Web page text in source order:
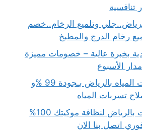
وتلميع الرخام..خصم
بخبرة عالية – خصومات مميزة
الأسبوع
شركة كشف تسربات المياه بالرياض بـجودة 99 %و
شركة تنظيف موكيت بالرياض لنظافة موكيتك 100%